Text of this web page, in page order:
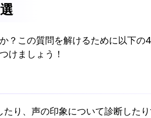
？この質問を解けるために以下の
けましょう！
り、声の印象について診断した